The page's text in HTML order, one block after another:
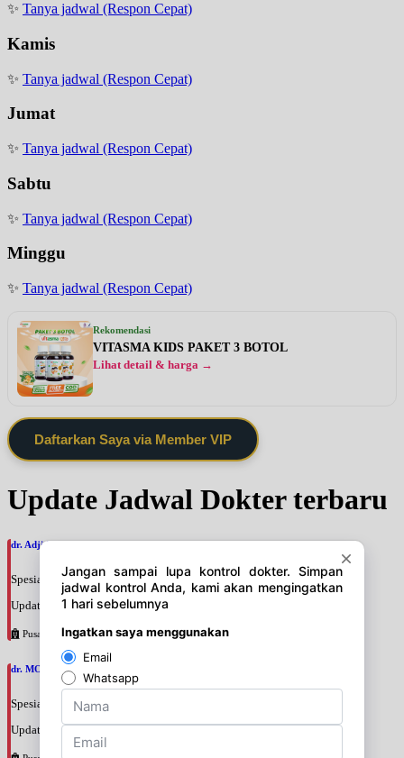
✨ Tanya jadwal (Respon Cepat)
Kamis
✨ Tanya jadwal (Respon Cepat)
Jumat
✨ Tanya jadwal (Respon Cepat)
Sabtu
✨ Tanya jadwal (Respon Cepat)
Minggu
✨ Tanya jadwal (Respon Cepat)
Rekomendasi
VITASMA KIDS PAKET 3 BOTOL
Lihat detail & harga →
Daftarkan Saya via Member VIP
Update Jadwal Dokter terbaru
dr. Adji Suprajitno, SpPD
Spesialis: Penyakit Dalam
Update terakhir: 2026-08-07 20:37:59
Pusat Pertamina
dr. MOCHAMAD PASHA, SpPD
Spesialis: Penyakit Dalam
Update terakhir: 2026-08-07 20:35:45